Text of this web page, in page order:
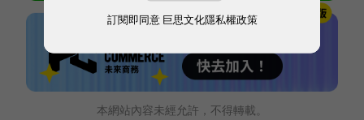
本網站內容未經允許，不得轉載。
訂閱即同意 巨思文化隱私權政策